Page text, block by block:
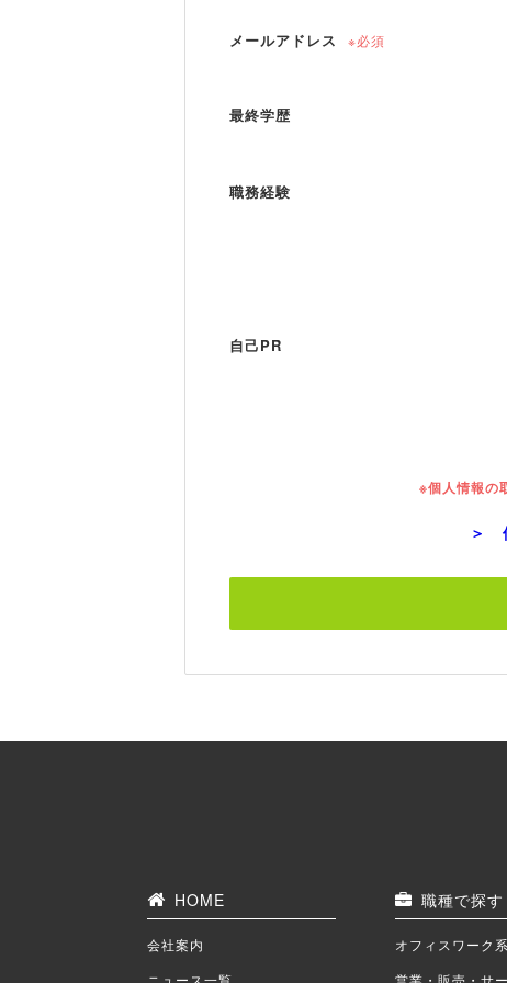
メールアドレス ※必須
最終学歴
職務経験
自己PR
※個人情報の
＞
HOME
会社案内
職種で探す
オフィスワーク系